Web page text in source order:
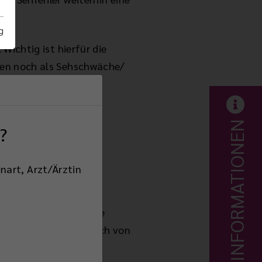
Wichtig ist hierfür die
noch als Sehschwäche/
teilweise
der frühe Ausgleich von
Arzt/Ärztin
INFORMATIONEN